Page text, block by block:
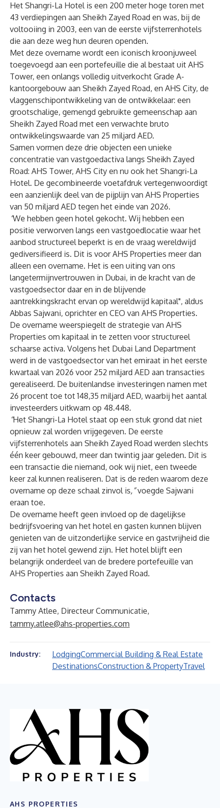
Het Shangri-La Hotel is een 200 meter hoge toren met
43 verdiepingen aan Sheikh Zayed Road en was, bij de
voltooiing in 2003, een van de eerste vijfsterrenhotels
die aan deze weg hun deuren openden.
Met deze overname wordt een iconisch kroonjuweel
toegevoegd aan een portefeuille die al bestaat uit AHS
Tower, een onlangs volledig uitverkocht Grade A-
kantoorgebouw aan Sheikh Zayed Road, en AHS City, de
vlaggenschipontwikkeling van de ontwikkelaar: een
grootschalige, gemengd gebruikte gemeenschap aan
Sheikh Zayed Road met een verwachte bruto
ontwikkelingswaarde van 25 miljard AED.
Samen vormen deze drie objecten een unieke
concentratie van vastgoedactiva langs Sheikh Zayed
Road: AHS Tower, AHS City en nu ook het Shangri-La
Hotel. De gecombineerde voetafdruk vertegenwoordigt
een aanzienlijk deel van de pijplijn van AHS Properties
van 50 miljard AED tegen het einde van 2026.
“We hebben geen hotel gekocht. Wij hebben een
positie verworven langs een vastgoedlocatie waar het
aanbod structureel beperkt is en de vraag wereldwijd
gediversifieerd is. Dit is voor AHS Properties meer dan
alleen een overname. Het is een uiting van ons
langetermijnvertrouwen in Dubai, in de kracht van de
vastgoedsector daar en in de blijvende
aantrekkingskracht ervan op wereldwijd kapitaal", aldus
Abbas Sajwani, oprichter en CEO van AHS Properties.
De overname weerspiegelt de strategie van AHS
Properties om kapitaal in te zetten voor structureel
schaarse activa. Volgens het Dubai Land Department
werd in de vastgoedsector van het emiraat in het eerste
kwartaal van 2026 voor 252 miljard AED aan transacties
gerealiseerd. De buitenlandse investeringen namen met
26 procent toe tot 148,35 miljard AED, waarbij het aantal
investeerders uitkwam op 48.448.
“Het Shangri-La Hotel staat op een stuk grond dat niet
opnieuw zal worden vrijgegeven. De eerste
vijfsterrenhotels aan Sheikh Zayed Road werden slechts
één keer gebouwd, meer dan twintig jaar geleden. Dit is
een transactie die niemand, ook wij niet, een tweede
keer zal kunnen realiseren. Dat is de reden waarom deze
overname op deze schaal zinvol is,”voegde Sajwani
eraan toe.
De overname heeft geen invloed op de dagelijkse
bedrijfsvoering van het hotel en gasten kunnen blijven
genieten van de uitzonderlijke service en gastvrijheid die
zij van het hotel gewend zijn. Het hotel blijft een
belangrijk onderdeel van de bredere portefeuille van
AHS Properties aan Sheikh Zayed Road.
Contacts
Tammy Atlee, Directeur Communicatie,
tammy.atlee@ahs-properties.com
Industry: LodgingCommercial Building & Real Estate
DestinationsConstruction & PropertyTravel
AHS PROPERTIES